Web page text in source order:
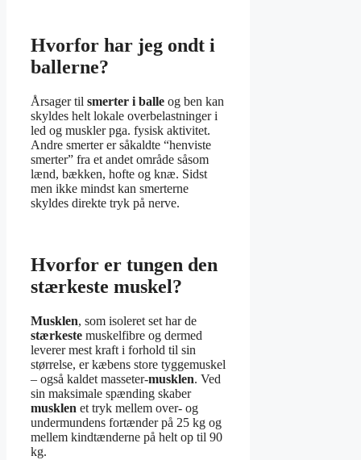
Hvorfor har jeg ondt i
ballerne?
Årsager til smerter i balle og ben kan
skyldes helt lokale overbelastninger i
led og muskler pga. fysisk aktivitet.
Andre smerter er såkaldte “henviste
smerter” fra et andet område såsom
lænd, bækken, hofte og knæ. Sidst
men ikke mindst kan smerterne
skyldes direkte tryk på nerve.
Hvorfor er tungen den
stærkeste muskel?
Musklen, som isoleret set har de
stærkeste muskelfibre og dermed
leverer mest kraft i forhold til sin
størrelse, er kæbens store tyggemuskel
– også kaldet masseter-musklen. Ved
sin maksimale spænding skaber
musklen et tryk mellem over- og
undermundens fortænder på 25 kg og
mellem kindtænderne på helt op til 90
kg.